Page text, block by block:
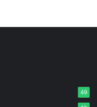
49